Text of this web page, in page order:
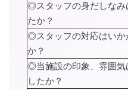
◎スタッフの身だしなみ
たか？
◎スタッフの対応はいか
か？
◎当施設の印象、雰囲気
したか？